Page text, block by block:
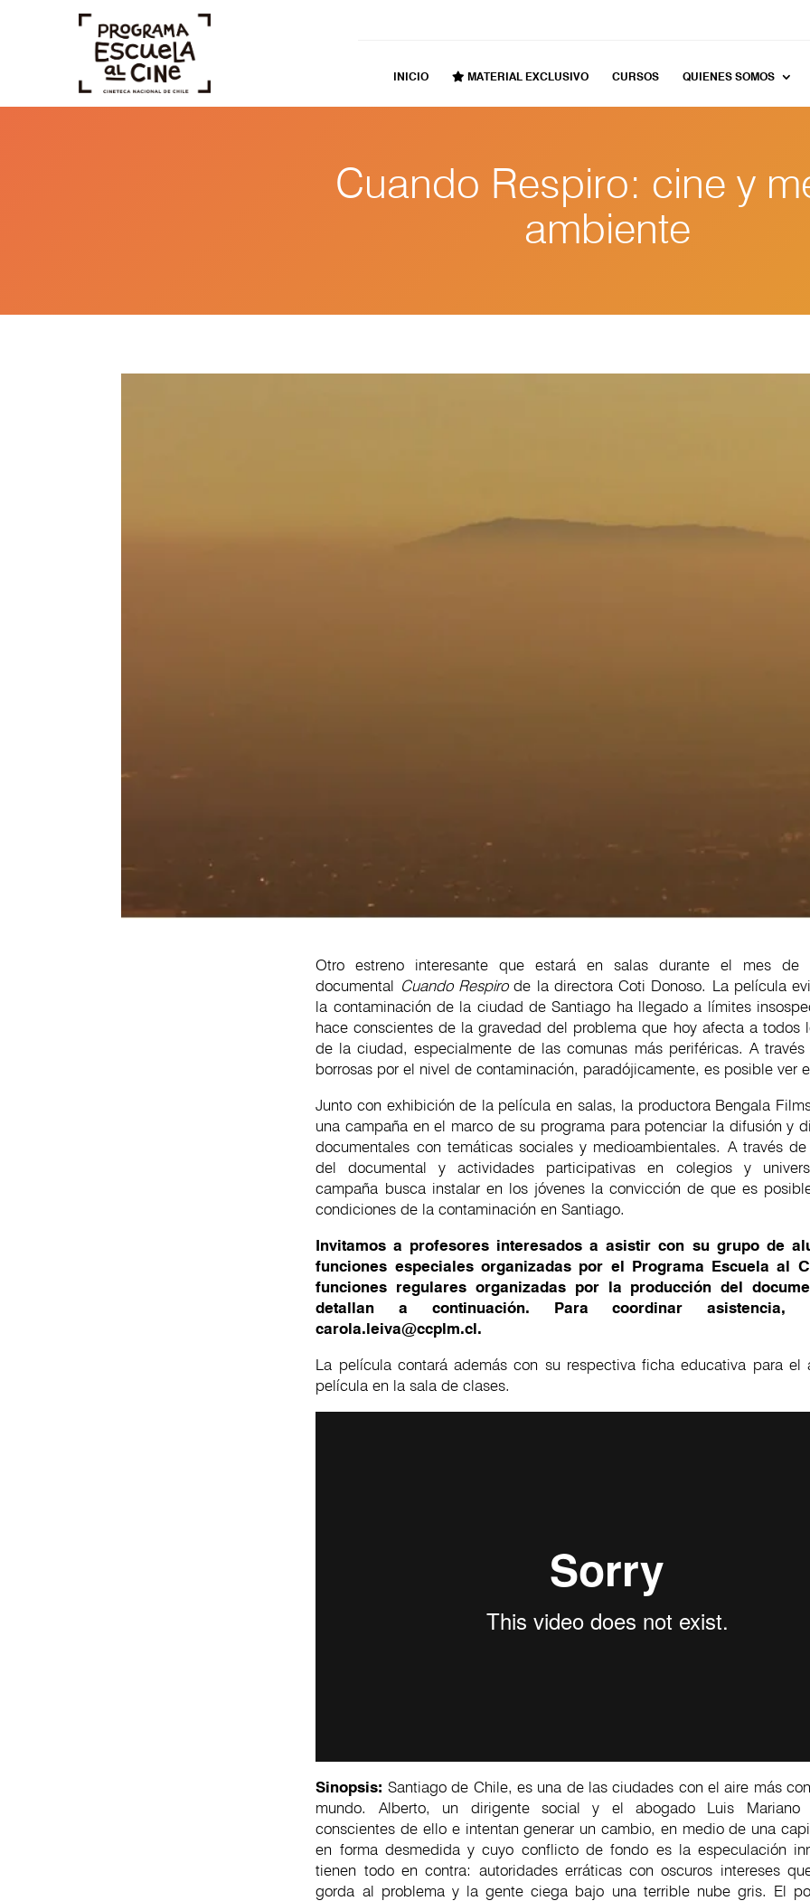
INICIO MATERIAL EXCLUSIVO CURSOS QUIENES SOMOS
Cuando Respiro: cine y
ambiente
Otro estreno interesante que estará en salas durante el mes de
documental Cuando Respirode la directora Coti Donoso. La película
la contaminación de la ciudad de Santiago ha llegado a límites
hace conscientes de la gravedad del problema que hoy afecta a todos
de la ciudad, especialmente de las comunas más periféricas. A través
borrosas por el nivel de contaminación, paradójicamente, es posible ver
Junto con exhibición de la película en salas, la productora Bengala
una campaña en el marco de su programa para potenciar la difusión y
documentales con temáticas sociales y medioambientales. A través
del documental y actividades participativas en colegios y
campaña busca instalar en los jóvenes la convicción de que es
condiciones de la contaminación en Santiago.
Invitamos a profesores interesados a asistir con su grupo de
funciones especiales organizadas por el Programa Escuela al
funciones regulares organizadas por la producción del
detallan a continuación. Para coordinar asistencia,
carola.leiva@ccplm.cl.
La película contará además con su respectiva ficha educativa para el
película en la sala de clases.
Sinopsis: Santiago de Chile, es una de las ciudades con el aire más
mundo. Alberto, un dirigente social y el abogado Luis Mariano
conscientes de ello e intentan generar un cambio, en medio de una
en forma desmedida y cuyo conflicto de fondo es la especulación
tienen todo en contra: autoridades erráticas con oscuros intereses
gorda al problema y la gente ciega bajo una terrible nube gris. El